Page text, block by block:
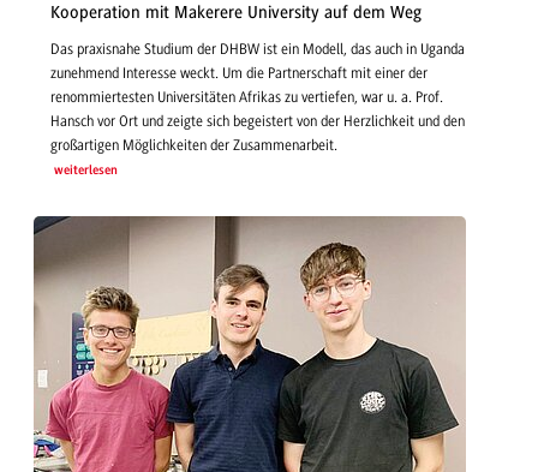
Kooperation mit Makerere University auf dem Weg
Das praxisnahe Studium der DHBW ist ein Modell, das auch in Uganda
zunehmend Interesse weckt. Um die Partnerschaft mit einer der
renommiertesten Universitäten Afrikas zu vertiefen, war u. a. Prof.
Hansch vor Ort und zeigte sich begeistert von der Herzlichkeit und den
großartigen Möglichkeiten der Zusammenarbeit.
weiterlesen